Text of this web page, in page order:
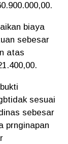
biaya
sebesar
atas
sesuai
sebesar
prnginapan